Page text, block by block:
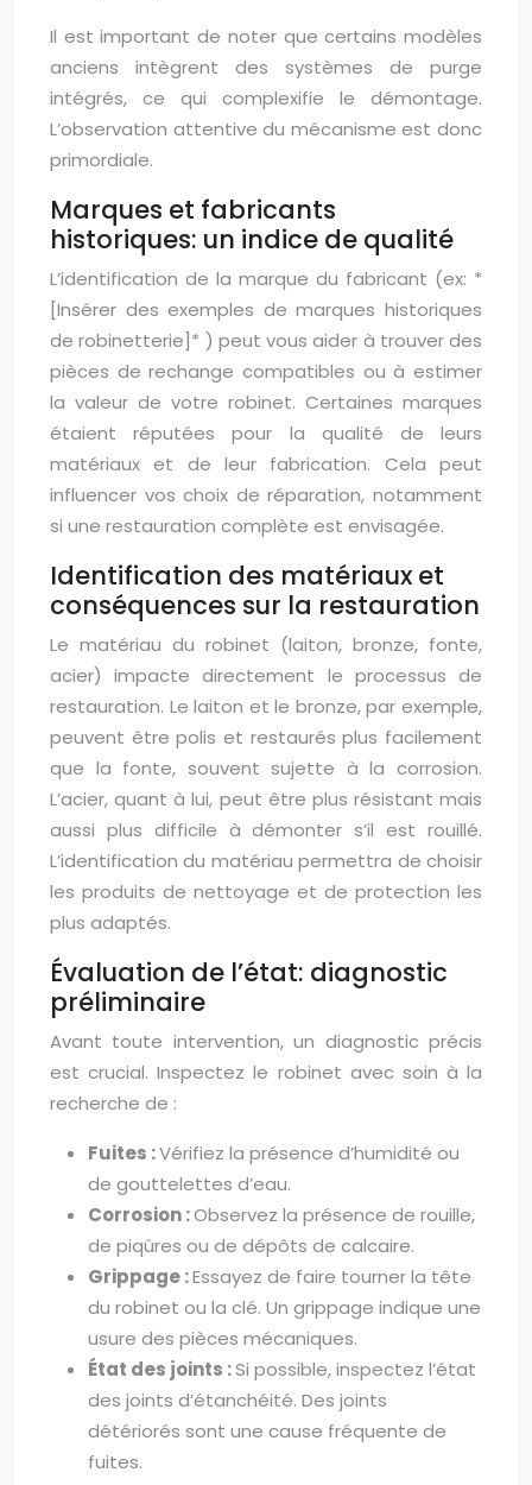
Il est important de noter que certains modèles
anciens intègrent des systèmes de purge
intégrés, ce qui complexifie le démontage.
L’observation attentive du mécanisme est donc
primordiale.
Marques et fabricants
historiques: un indice de qualité
L’identification de la marque du fabricant (ex: *
[Insérer des exemples de marques historiques
de robinetterie]* ) peut vous aider à trouver des
pièces de rechange compatibles ou à estimer
la valeur de votre robinet. Certaines marques
étaient réputées pour la qualité de leurs
matériaux et de leur fabrication. Cela peut
influencer vos choix de réparation, notamment
si une restauration complète est envisagée.
Identification des matériaux et
conséquences sur la restauration
Le matériau du robinet (laiton, bronze, fonte,
acier) impacte directement le processus de
restauration. Le laiton et le bronze, par exemple,
peuvent être polis et restaurés plus facilement
que la fonte, souvent sujette à la corrosion.
L’acier, quant à lui, peut être plus résistant mais
aussi plus difficile à démonter s’il est rouillé.
L’identification du matériau permettra de choisir
les produits de nettoyage et de protection les
plus adaptés.
Évaluation de l’état: diagnostic
préliminaire
Avant toute intervention, un diagnostic précis
est crucial. Inspectez le robinet avec soin à la
recherche de :
Fuites :Vérifiez la présence d’humidité ou
de gouttelettes d’eau.
Corrosion :Observez la présence de rouille,
de piqûres ou de dépôts de calcaire.
Grippage :Essayez de faire tourner la tête
du robinet ou la clé. Un grippage indique une
usure des pièces mécaniques.
État des joints :Si possible, inspectez l’état
des joints d’étanchéité. Des joints
détériorés sont une cause fréquente de
fuites.